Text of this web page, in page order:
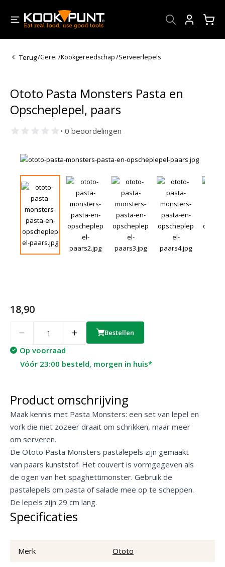
Terug/Gerei /Kookgereedschap/Serveerlepels
Ototo Pasta Monsters Pasta en
Opscheplepel, paars
• 0 beoordelingen
18,90
Bestellen
Op voorraad
Vóór 23:00 besteld, morgen in huis*
Product omschrijving
Maak kennis met Pasta Monsters: een set van lepel en
vork die niet zozeer draait om schrikken, maar meer
om serveren.
De Ototo Pasta Monsters pastalepels zijn gemaakt
van paars kunststof. Het couvert is vormgegeven als
de ogen van het spaghettimonster. Gebruik de
pastalepels om pasta of salade mee op te scheppen.
De lepels zijn 29 cm lang.
Specificaties
Merk Ototo